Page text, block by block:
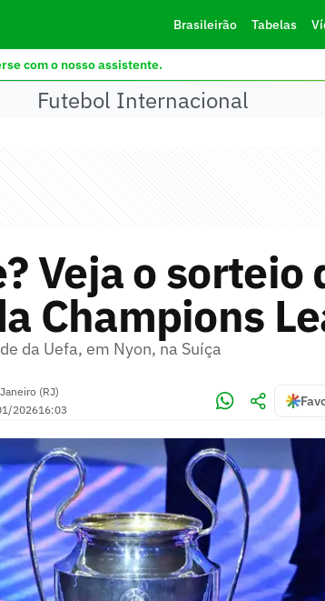
Brasileirão Tabelas
com o nosso assistente.
Futebol Internacional
Veja o sorteio
Champions
da Uefa, em Nyon, na Suíça
(RJ)
202616:03